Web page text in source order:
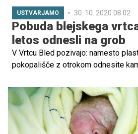
USTVARJAMO 30. 10. 2020 08.02
Pobuda blejskega
letos odnesli na grob
V Vrtcu Bled pozivajo: namesto
pokopališče z otrokom odnesite
izdelali kamenčke za na grob. In
ne bomo nikoli več prižgali nobene